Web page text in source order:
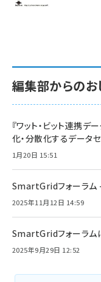
編集部からのお
『ワット・ビット連
化・分散化するデータ
1月20日 15:51
SmartGridフォーラム
2025年11月12日 14:59
SmartGridフォーラム
2025年9月29日 12:52